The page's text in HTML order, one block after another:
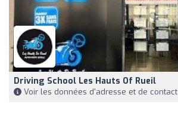
Driving School Les Hauts Of Rueil
Voir les données d'adresse et de contact